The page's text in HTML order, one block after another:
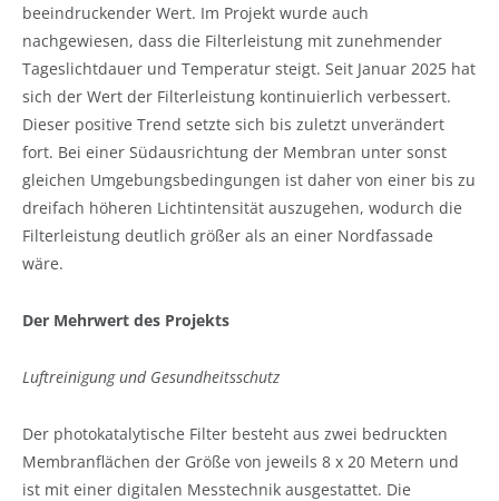
beeindruckender Wert. Im Projekt wurde auch
nachgewiesen, dass die Filterleistung mit zunehmender
Tageslichtdauer und Temperatur steigt. Seit Januar 2025 hat
sich der Wert der Filterleistung kontinuierlich verbessert.
Dieser positive Trend setzte sich bis zuletzt unverändert
fort. Bei einer Südausrichtung der Membran unter sonst
gleichen Umgebungsbedingungen ist daher von einer bis zu
dreifach höheren Lichtintensität auszugehen, wodurch die
Filterleistung deutlich größer als an einer Nordfassade
wäre.
Der Mehrwert des Projekts
Luftreinigung und Gesundheitsschutz
Der photokatalytische Filter besteht aus zwei bedruckten
Membranflächen der Größe von jeweils 8 x 20 Metern und
ist mit einer digitalen Messtechnik ausgestattet. Die